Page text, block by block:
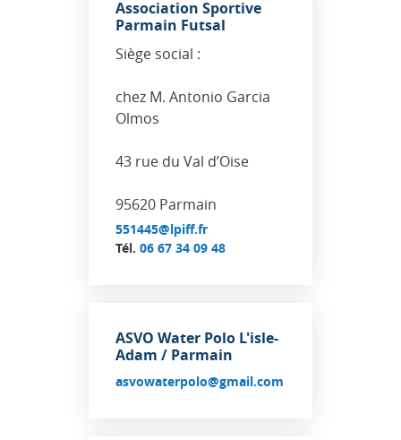
Association Sportive
Parmain Futsal
Siège social :
chez M. Antonio Garcia
Olmos
43 rue du Val d’Oise
95620 Parmain
551445@lpiff.fr
Tél. 06 67 34 09 48
ASVO Water Polo L'isle-
Adam / Parmain
asvowaterpolo@gmail.com